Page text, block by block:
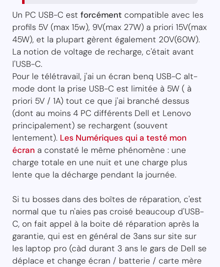
Un PC USB-C est forcément compatible avec les
profils 5V (max 15w), 9V(max 27W) a priori 15V(max
45W), et la plupart gèrent également 20V(60W).
La notion de voltage de recharge, c'était avant
l'USB-C.
Pour le télétravail, j'ai un écran benq USB-C alt-
mode dont la prise USB-C est limitée à 5W ( à
priori 5V / 1A) tout ce que j'ai branché dessus
(dont au moins 4 PC différents Dell et Lenovo
principalement) se rechargent (souvent
lentement). Les Numériques qui a testé mon
écran a constaté le même phénomène : une
charge totale en une nuit et une charge plus
lente que la décharge pendant la journée.
Si tu bosses dans des boîtes de réparation, c'est
normal que tu n'aies pas croisé beaucoup d'USB-
C, on fait appel à la boite dé réparation après la
garantie, qui est en général de 3ans sur site sur
les laptop pro (càd durant 3 ans le gars de Dell se
déplace et change écran / batterie / carte mère